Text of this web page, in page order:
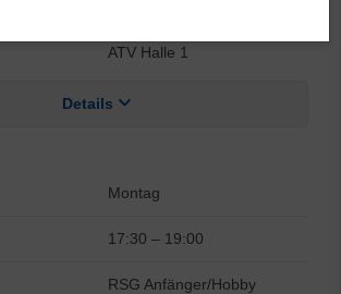
ATV Halle 1
Details
Montag
17:30 – 19:00
RSG Anfänger/Hobby